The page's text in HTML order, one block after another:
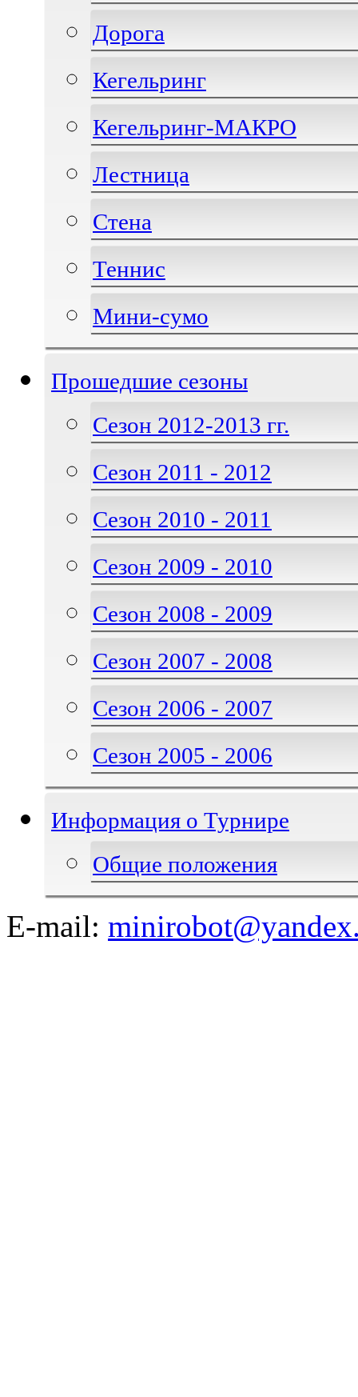
Дорога
Кегельринг
Кегельринг-МАКРО
Лестница
Стена
Теннис
Мини-сумо
Прошедшие сезоны
Сезон 2012-2013 гг.
Сезон 2011 - 2012
Сезон 2010 - 2011
Сезон 2009 - 2010
Сезон 2008 - 2009
Сезон 2007 - 2008
Сезон 2006 - 2007
Сезон 2005 - 2006
Информация о Турнире
Общие положения
E-mail: